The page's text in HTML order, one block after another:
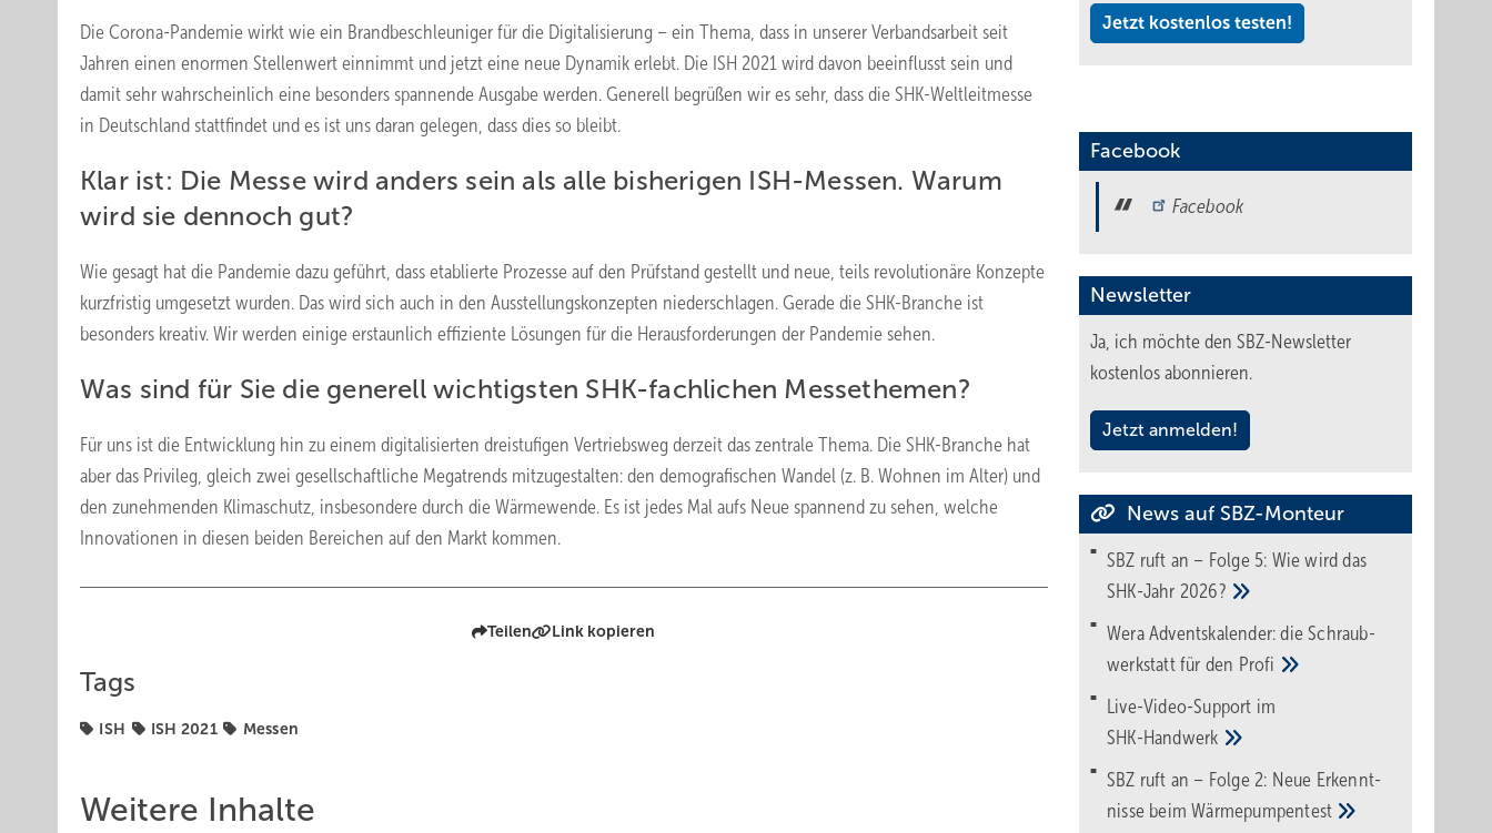
Die Corona-Pandemie wirkt wie ein Brandbeschleuniger für die Digitalisierung – ein Thema, dass in unserer Verbandsarbeit seit
Jahren einen enormen Stellenwert einnimmt und jetzt eine neue Dynamik erlebt. Die ISH 2021 wird davon beeinflusst sein und
damit sehr wahrscheinlich eine besonders spannende Ausgabe werden. Generell begrüßen wir es sehr, dass die SHK-Weltleitmesse
in Deutschland stattfindet und es ist uns daran gelegen, dass dies so bleibt.
Klar ist: Die Messe wird anders sein als alle bisherigen ISH-Messen. Warum
wird sie dennoch gut?
Wie gesagt hat die Pandemie dazu geführt, dass etablierte Prozesse auf den Prüfstand gestellt und neue, teils revolutionäre Konzepte
kurzfristig umgesetzt wurden. Das wird sich auch in den Ausstellungskonzepten niederschlagen. Gerade die SHK-Branche ist
besonders kreativ. Wir werden einige erstaunlich effiziente Lösungen für die Herausforderungen der Pandemie sehen.
Was sind für Sie die generell wichtigsten SHK-fachlichen Messethemen?
Für uns ist die Entwicklung hin zu einem digitalisierten dreistufigen Vertriebsweg derzeit das zentrale Thema. Die SHK-Branche hat
aber das Privileg, gleich zwei gesellschaftliche Megatrends mitzugestalten: den demografischen Wandel (z. B. Wohnen im Alter) und
den zunehmenden Klimaschutz, insbesondere durch die Wärmewende. Es ist jedes Mal aufs Neue spannend zu sehen, welche
Innovationen in diesen beiden Bereichen auf den Markt kommen.
Teilen Link kopieren
Tags
ISH ISH 2021 Messen
Weitere Inhalte
Jetzt kostenlos testen!
Facebook
Facebook
Newsletter
Ja, ich möchte den SBZ-Newsletter
kostenlos abonnieren.
Jetzt anmelden!
News auf SBZ-Monteur
SBZ ruft an – Folge 5: Wie wird das
SHK-Jahr 2026?
Wera Adventskalender: die Schraub­
werk­statt für den Pro­fi
Live-Video-Support im
SHK-Handwerk
SBZ ruft an – Folge 2: Neue Erkennt­
nisse beimWärme­pumpen­test